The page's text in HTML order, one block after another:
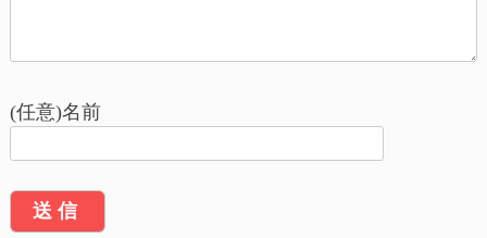
シ
ョ
(任意)名前